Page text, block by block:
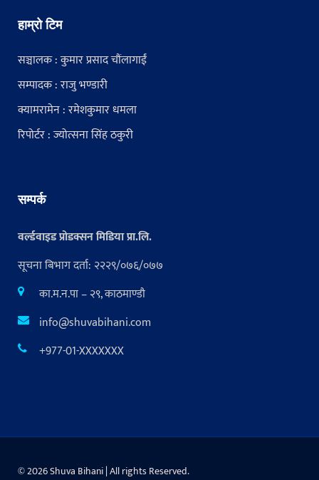
हाम्रो टिम
सञ्चालक : कुमार प्रसाद चौंलागाईं
सम्पादक : राजु भण्डारी
क्यामरामेन : रमेशकुमार धमला
रिपोर्टर : ज्योत्सना सिंह ठकुरी
सम्पर्क
वर्ल्डवाइड प्रोडक्सन मिडिया प्रा.लि.
सूचना बिभाग दर्ता: २२२९/०७६/०७७
का.म.न.पा – २९, काठमाण्डौ
info@shuvabihani.com
+977-01-XXXXXXX
© 2026 Shuva Bihani | All rights Reserved.